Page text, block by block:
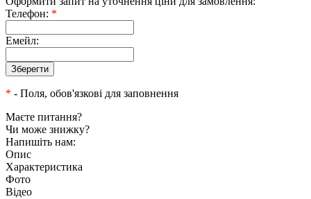
Телефон: *
Емейл:
* - Поля, обов'язкові для заповнення
Маєте питання?
Чи може знижку?
Напишіть нам:
Опис
Характеристика
Фото
Відео